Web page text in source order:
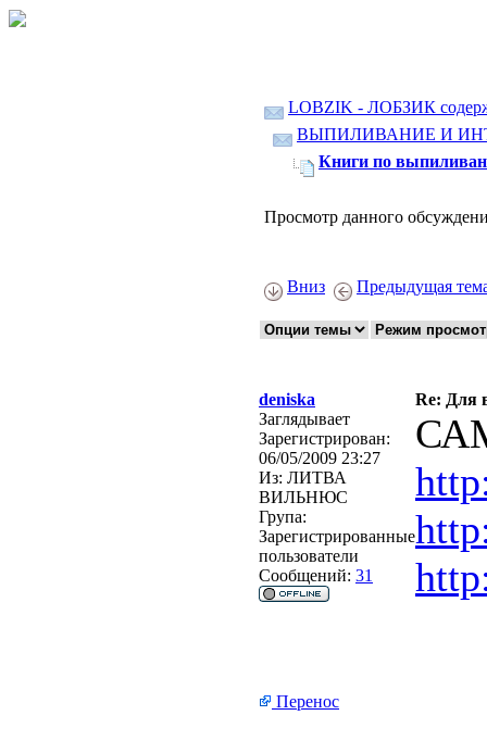
LOBZIK - ЛОБЗИК
ВЫПИЛИВАНИЕ И
Книги по
Просмотр данного
Вниз Предыдущая
deniska
Re: Для
Заглядывает
Зарегистрирован:
06/05/2009 23:27
Из: ЛИТВА
ВИЛЬНЮС
Група:
Зарегистрированные
пользователи
Сообщений: 31
Перенос